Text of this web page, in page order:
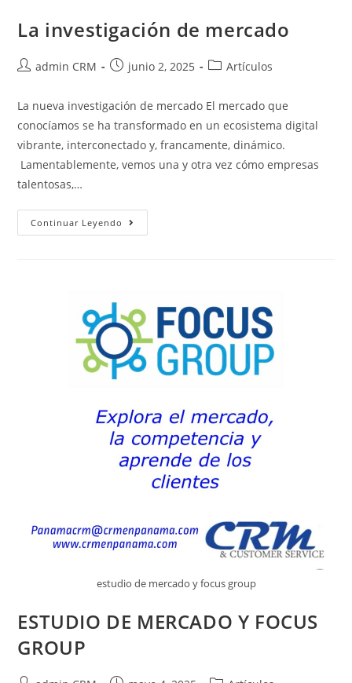
La investigación de mercado
admin CRM junio 2, 2025 Artículos
La nueva investigación de mercado El mercado que
conocíamos se ha transformado en un ecosistema digital
vibrante, interconectado y, francamente, dinámico.
Lamentablemente, vemos una y otra vez cómo empresas
talentosas,…
Continuar Leyendo
estudio de mercado y focus group
ESTUDIO DE MERCADO Y FOCUS
GROUP